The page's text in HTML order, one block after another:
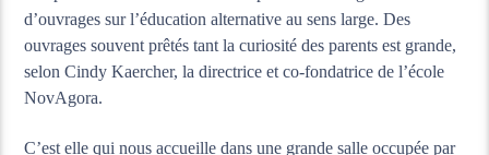
d’ouvrages sur l’éducation alternative au sens large. Des
ouvrages souvent prêtés tant la curiosité des parents est grande,
selon Cindy Kaercher, la directrice et co-fondatrice de l’école
NovAgora.
C’est elle qui nous accueille dans une grande salle occupée par